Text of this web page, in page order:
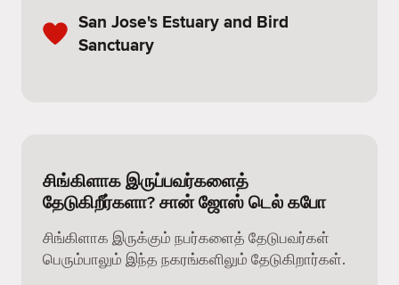
San Jose's Estuary and Bird
Sanctuary
சிங்கிளாக இருப்பவர்களைத்
தேடுகிறீர்களா? சான் ஜோஸ் டெல் கபோ
சிங்கிளாக இருக்கும் நபர்களைத் தேடுபவர்கள்
பெரும்பாலும் இந்த நகரங்களிலும் தேடுகிறார்கள்.